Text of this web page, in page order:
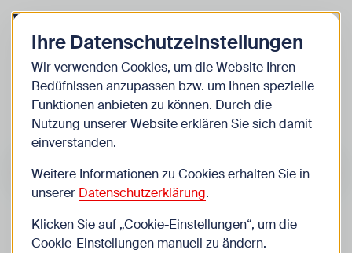
Zurück zur Startseite Zum
Kinder
Veranstaltungen
Suche im Bereich “Kinder”
Suchen
Veranstaltungen in Wien im Bereich “Kinder”
Ihre Datenschutzeinstellungen
Wir verwenden Cookies, um die Website Ihren
Bedüfnissen anzupassen bzw. um Ihnen spezielle
Funktionen anbieten zu können. Durch die
Nutzung unserer Website erklären Sie sich damit
einverstanden.
Weitere Informationen zu Cookies erhalten Sie in
unserer Datenschutzerklärung.
Klicken Sie auf „Cookie-Einstellungen“, um die
Cookie-Einstellungen manuell zu ändern.